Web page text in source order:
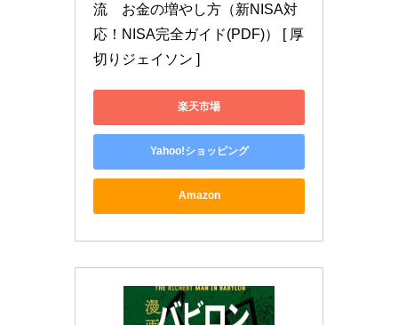
流　お金の増やし方（新NISA対
応！NISA完全ガイド(PDF)） [ 厚
切りジェイソン ]
楽天市場
Yahoo!ショッピング
Amazon